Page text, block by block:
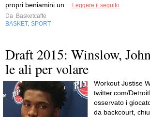
propri beniamini un...
Leggere il seguito
Da Basketcaffe
BASKET SPORT
Draft 2015: Winslow,
le ali per volare
Workout Justise
twitter.com/
osservato i
da backcourt,